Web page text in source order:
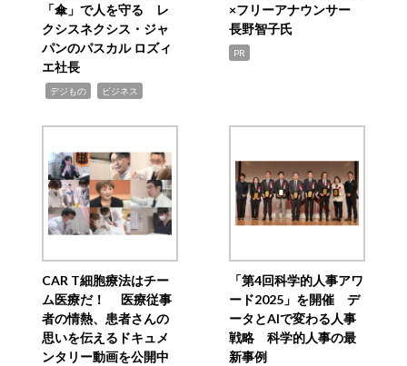
「傘」で人を守る レ
クシスネクシス・ジャ
パンのパスカル ロズィ
エ社長
デジもの ビジネス
×フリーアナウンサー
長野智子氏
PR
CAR T細胞療法はチー
ム医療だ！ 医療従事
者の情熱、患者さんの
思いを伝えるドキュメ
ンタリー動画を公開中
「第4回科学的人事アワ
ード2025」を開催 デ
ータとAIで変わる人事
戦略 科学的人事の最
新事例